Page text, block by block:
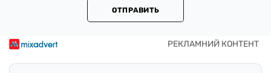
ОТПРАВИТЬ